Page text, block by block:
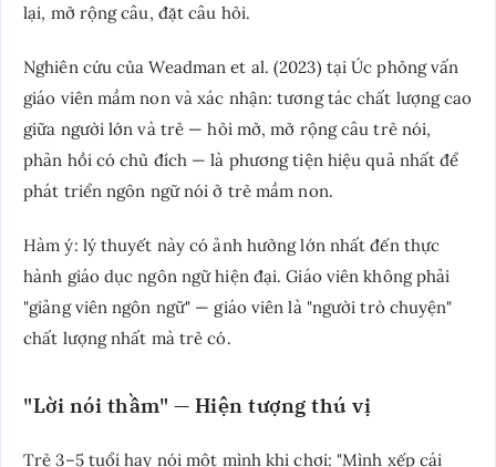
lại, mở rộng câu, đặt câu hỏi.
Nghiên cứu của Weadman et al. (2023) tại Úc phỏng vấn
giáo viên mầm non và xác nhận: tương tác chất lượng cao
giữa người lớn và trẻ — hỏi mở, mở rộng câu trẻ nói,
phản hồi có chủ đích — là phương tiện hiệu quả nhất để
phát triển ngôn ngữ nói ở trẻ mầm non.
Hàm ý: lý thuyết này có ảnh hưởng lớn nhất đến thực
hành giáo dục ngôn ngữ hiện đại. Giáo viên không phải
"giảng viên ngôn ngữ" — giáo viên là "người trò chuyện"
chất lượng nhất mà trẻ có.
"Lời nói thầm" — Hiện tượng thú vị
Trẻ 3–5 tuổi hay nói một mình khi chơi: "Mình xếp cái